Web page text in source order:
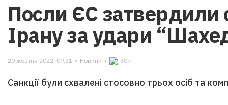
Посли ЄС затвердили
Ірану за удари
20 жовтня 2022, 09:31 • Новини • 307
Санкції були схвалені стосовно трьох осіб та